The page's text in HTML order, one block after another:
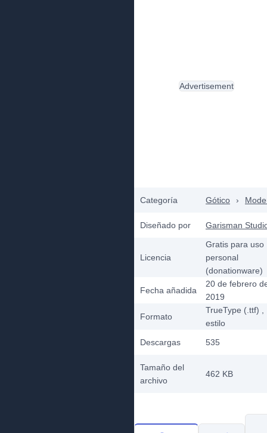
Categoría Gótico ›
Diseñado por Garisman
Licencia
Gratis para uso
personal
(donationware)
Fecha añadida
20 de febrero
2019
Formato
TrueType (.ttf)
estilo
Descargas
535
Tamaño del
archivo
462 KB
Advertisement